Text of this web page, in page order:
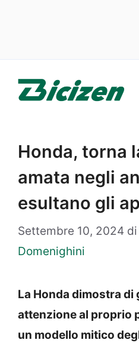
Honda, torna
amata negli
esultano gli
Settembre 10, 2024 di
Domenighini
La Honda dimostra di
attenzione al proprio
un modello mitico